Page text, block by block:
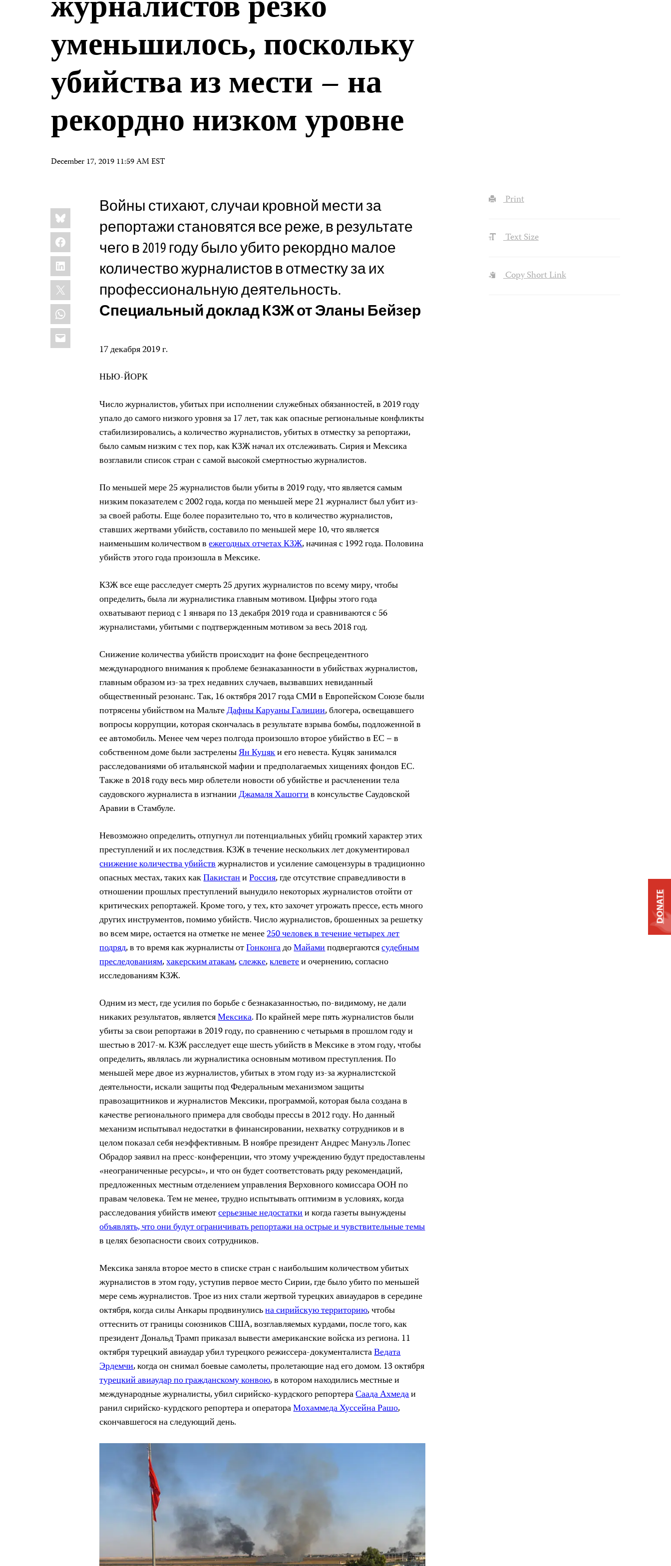
уменьшилось, поскольку
убийства из мести – на
рекордно низком уровне
December 17, 2019 11:59 AM EST
Share
this:
Bluesky
Facebook
LinkedIn
X
WhatsApp
Email
Войны стихают, случаи кровной мести за
репортажи становятся все реже, в результате
чего в 2019 году было убито рекордно малое
количество журналистов в отместку за их
профессиональную деятельность.
Специальный доклад КЗЖ от Эланы Бейзер
17 декабря 2019 г.
НЬЮ-ЙОРК
Число журналистов, убитых при исполнении служебных обязанностей, в 2019 году
упало до самого низкого уровня за 17 лет, так как опасные региональные конфликты
стабилизировались, а количество журналистов, убитых в отместку за репортажи,
было самым низким с тех пор, как КЗЖ начал их отслеживать. Сирия и Мексика
возглавили список стран с самой высокой смертностью журналистов.
По меньшей мере 25 журналистов были убиты в 2019 году, что является самым
низким показателем с 2002 года, когда по меньшей мере 21 журналист был убит из-
за своей работы. Еще более поразительно то, что в количество журналистов,
ставших жертвами убийств, составило по меньшей мере 10, что является
наименьшим количеством вежегодных отчетах КЗЖ, начиная с 1992 года. Половина
убийств этого года произошла в Мексике.
КЗЖ все еще расследует смерть 25 других журналистов по всему миру, чтобы
определить, была ли журналистика главным мотивом. Цифры этого года
охватывают период с 1 января по 13 декабря 2019 года и сравниваются с 56
журналистами, убитыми с подтвержденным мотивом за весь 2018 год.
Снижение количества убийств происходит на фоне беспрецедентного
международного внимания к проблеме безнаказанности в убийствах журналистов,
главным образом из-за трех недавних случаев, вызвавших невиданный
общественный резонанс. Так, 16 октября 2017 года СМИ в Европейском Союзе были
потрясены убийством на МальтеДафны Каруаны Галиции, блогера, освещавшего
вопросы коррупции, которая скончалась в результате взрыва бомбы, подложенной в
ее автомобиль. Менее чем через полгода произошло второе убийство в ЕС – в
собственном доме были застреленыЯн Куцяки его невеста. Куцяк занимался
расследованиями об итальянской мафии и предполагаемых хищениях фондов ЕС.
Также в 2018 году весь мир облетели новости об убийстве и расчленении тела
саудовского журналиста в изгнанииДжамаля Хашоггив консульстве Саудовской
Аравии в Стамбуле.
Невозможно определить, отпугнул ли потенциальных убийц громкий характер этих
преступлений и их последствия. КЗЖ в течение нескольких лет документировал
снижение количества убийствжурналистов и усиление самоцензуры в традиционно
опасных местах, таких какПакистаниРоссия, где отсутствие справедливости в
отношении прошлых преступлений вынудило некоторых журналистов отойти от
критических репортажей. Кроме того, у тех, кто захочет угрожать прессе, есть много
других инструментов, помимо убийств. Число журналистов, брошенных за решетку
во всем мире, остается на отметке не менее250 человек в течение четырех лет
подряд, в то время как журналисты отГонконгадоМайамиподвергаютсясудебным
преследованиям,хакерским атакам,слежке,клеветеи очернению, согласно
исследованиям КЗЖ.
Одним из мест, где усилия по борьбе с безнаказанностью, по-видимому, не дали
никаких результатов, являетсяМексика. По крайней мере пять журналистов были
убиты за свои репортажи в 2019 году, по сравнению с четырьмя в прошлом году и
шестью в 2017-м. КЗЖ расследует еще шесть убийств в Мексике в этом году, чтобы
определить, являлась ли журналистика основным мотивом преступления. По
меньшей мере двое из журналистов, убитых в этом году из-за журналистской
деятельности, искали защиты под Федеральным механизмом защиты
правозащитников и журналистов Мексики, программой, которая была создана в
качестве регионального примера для свободы прессы в 2012 году. Но данный
механизм испытывал недостатки в финансировании, нехватку сотрудников и в
целом показал себя неэффективным. В ноябре президент Андрес Мануэль Лопес
Обрадор заявил на пресс-конференции, что этому учреждению будут предоставлены
«неограниченные ресурсы», и что он будет соответстовать ряду рекомендаций,
предложенных местным отделением управления Верховного комиссара ООН по
правам человека. Тем не менее, трудно испытывать оптимизм в условиях, когда
расследования убийств имеютсерьезные недостаткии когда газеты вынуждены
объявлять, что они будут ограничивать репортажи на острые и чувствительные темы
в целях безопасности своих сотрудников.
Мексика заняла второе место в списке стран с наибольшим количеством убитых
журналистов в этом году, уступив первое место Сирии, где было убито по меньшей
мере семь журналистов. Трое из них стали жертвой турецких авиаударов в середине
октября, когда силы Анкары продвинулисьна сирийскую территорию, чтобы
оттеснить от границы союзников США, возглавляемых курдами, после того, как
президент Дональд Трамп приказал вывести американские войска из региона. 11
октября турецкий авиаудар убил турецкого режиссера-документалистаВедата
Эрдемчи, когда он снимал боевые самолеты, пролетающие над его домом. 13 октября
турецкий авиаудар по гражданскому конвою, в котором находились местные и
международные журналисты, убил сирийско-курдского репортераСаада Ахмедаи
ранил сирийско-курдского репортера и оператораМохаммеда Хуссейна Рашо,
скончавшегося на следующий день.
Print
Text Size
Copy Short Link
DONATE